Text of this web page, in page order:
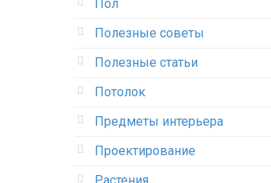
Пол
Полезные советы
Полезные статьи
Потолок
Предметы интерьера
Проектирование